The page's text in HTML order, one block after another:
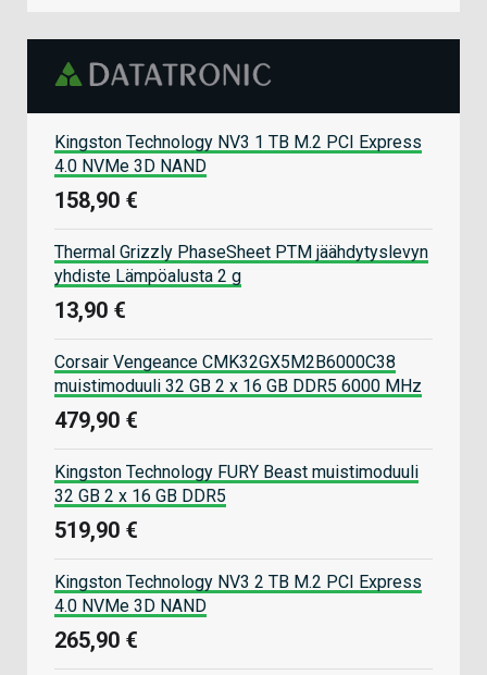
Kingston Technology NV3 1 TB M.2 PCI Express
4.0 NVMe 3D NAND
158,90 €
Thermal Grizzly PhaseSheet PTM jäähdytyslevyn
yhdiste Lämpöalusta 2 g
13,90 €
Corsair Vengeance CMK32GX5M2B6000C38
muistimoduuli 32 GB 2 x 16 GB DDR5 6000 MHz
479,90 €
Kingston Technology FURY Beast muistimoduuli
32 GB 2 x 16 GB DDR5
519,90 €
Kingston Technology NV3 2 TB M.2 PCI Express
4.0 NVMe 3D NAND
265,90 €